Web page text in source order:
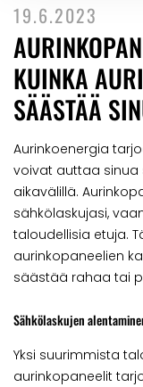
19.6.2023
KUINKA
SÄÄSTÄÄ
Aurinkoenergia
voivat auttaa
aikavälillä.
sähkölaskujasi,
taloudellisia etuja.
aurinkopaneelien
säästää rahaa tai
Sähkölaskujen
Yksi suurimmista
aurinkopaneelit